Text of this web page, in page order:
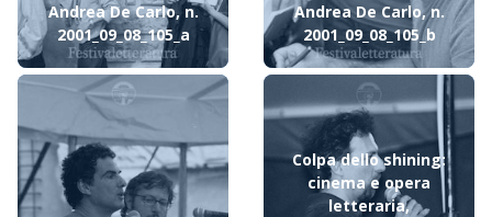
Andrea De Carlo, n.
2001_09_08_105_a
Andrea De Carlo, n.
2001_09_08_105_b
Colpa dello shining:
cinema e opera
letteraria,